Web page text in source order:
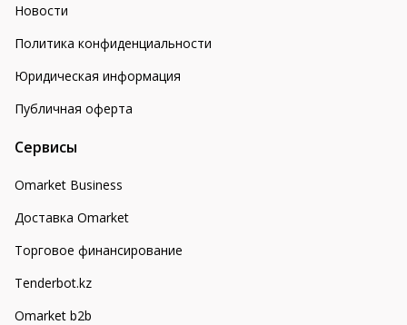
Новости
Политика конфиденциальности
Юридическая информация
Публичная оферта
Сервисы
Omarket Business
Доставка Omarket
Торговое финансирование
Tenderbot.kz
Omarket b2b